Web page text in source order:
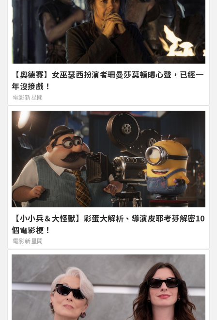
【奧德賽】女巫瑟西扮演者珊曼莎莫頓曝心聲，已經一
年沒接戲！
電影新星聞
【小小兵＆大怪獸】彩蛋大解析、導演皮耶考芬解密10
個電影梗！
電影新星聞